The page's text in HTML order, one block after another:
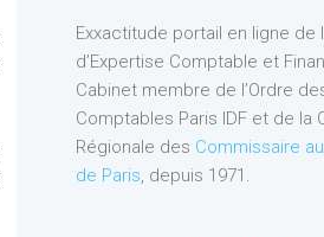
Exxactitude portail en ligne de
d’Expertise Comptable et
Cabinet membre de l’Ordre
Comptables Paris IDF et de la
Régionale des Commissaire
de Paris, depuis 1971.